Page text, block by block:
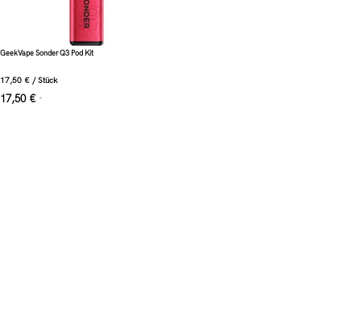
GeekVape Sonder Q3 Pod Kit
17,50 € /Stück
17,50 € *